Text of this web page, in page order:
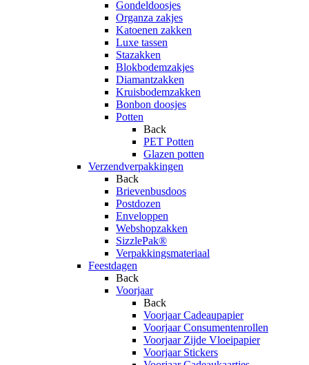
Gondeldoosjes
Organza zakjes
Katoenen zakken
Luxe tassen
Stazakken
Blokbodemzakjes
Diamantzakken
Kruisbodemzakken
Bonbon doosjes
Potten
Back
PET Potten
Glazen potten
Verzendverpakkingen
Back
Brievenbusdoos
Postdozen
Enveloppen
Webshopzakken
SizzlePak®
Verpakkingsmateriaal
Feestdagen
Back
Voorjaar
Back
Voorjaar Cadeaupapier
Voorjaar Consumentenrollen
Voorjaar Zijde Vloeipapier
Voorjaar Stickers